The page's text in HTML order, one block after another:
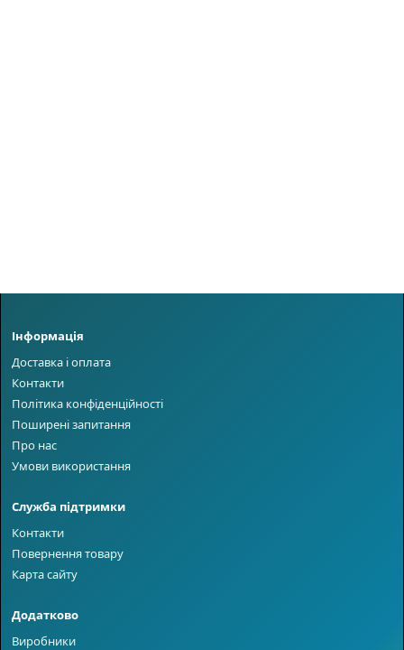
Інформація
Доставка і оплата
Контакти
Політика конфіденційності
Поширені запитання
Про нас
Умови використання
Служба підтримки
Контакти
Повернення товару
Карта сайту
Додатково
Виробники